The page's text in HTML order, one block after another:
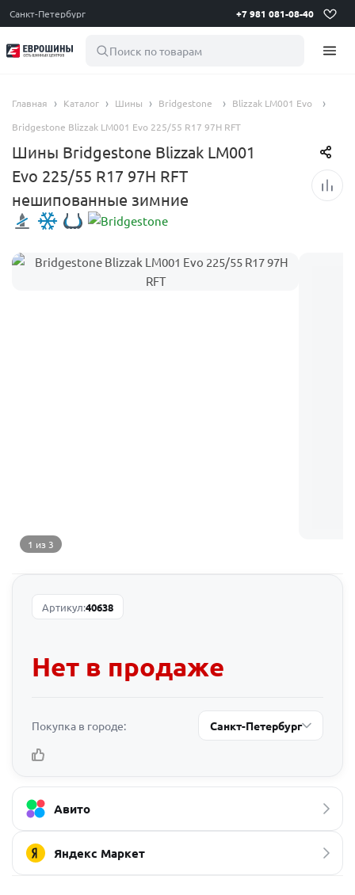
Санкт-Петербург +7 981 081-08-40
Поиск по товарам
Главная Каталог Шины Bridgestone
Blizzak LM001 Evo
Bridgestone Blizzak LM001 Evo 225/55 R17 97H RFT
Шины Bridgestone Blizzak LM001
Evo 225/55 R17 97H RFT
нешипованные зимние
1 из 3
Артикул:40638
Нет в продаже
Покупка в городе: Санкт-Петербург
Авито
Яндекс Маркет